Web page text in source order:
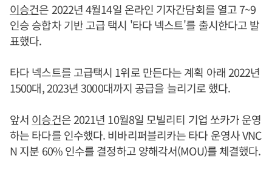
이승건은 2022년 4월14일 온라인 기자간담회를 열고 7~9
인승 승합차 기반 고급 택시 '타다 넥스트'를 출시한다고 발
표했다.
타다 넥스트를 고급택시 1위로 만든다는 계획 아래 2022년
1500대, 2023년 3000대까지 공급을 늘리기로 했다.
앞서 이승건은 2021년 10월8일 모빌리티 기업 쏘카가 운영
하는 타다를 인수했다. 비바리퍼블리카는 타다 운영사 VNC
N 지분 60% 인수를 결정하고 양해각서(MOU)를 체결했다.